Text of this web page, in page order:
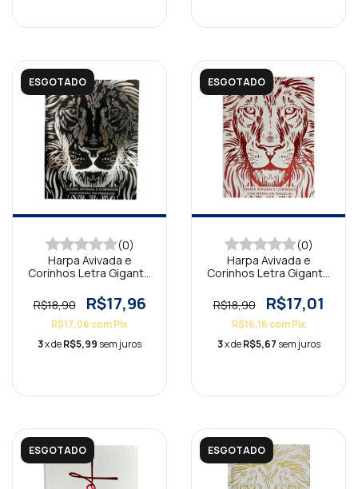
ESGOTADO
(0)
Harpa Avivada e
Corinhos Letra Gigante
R$18,90
R$17,96
R$17,06 comPix
3x deR$5,99 sem juros
ESGOTADO
(0)
Harpa Avivada e
Corinhos Letra Gigante
R$18,90
R$17,01
R$16,16 com Pix
3x deR$5,67 sem juros
ESGOTADO ESGOTADO